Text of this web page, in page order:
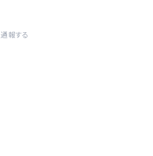
通報する